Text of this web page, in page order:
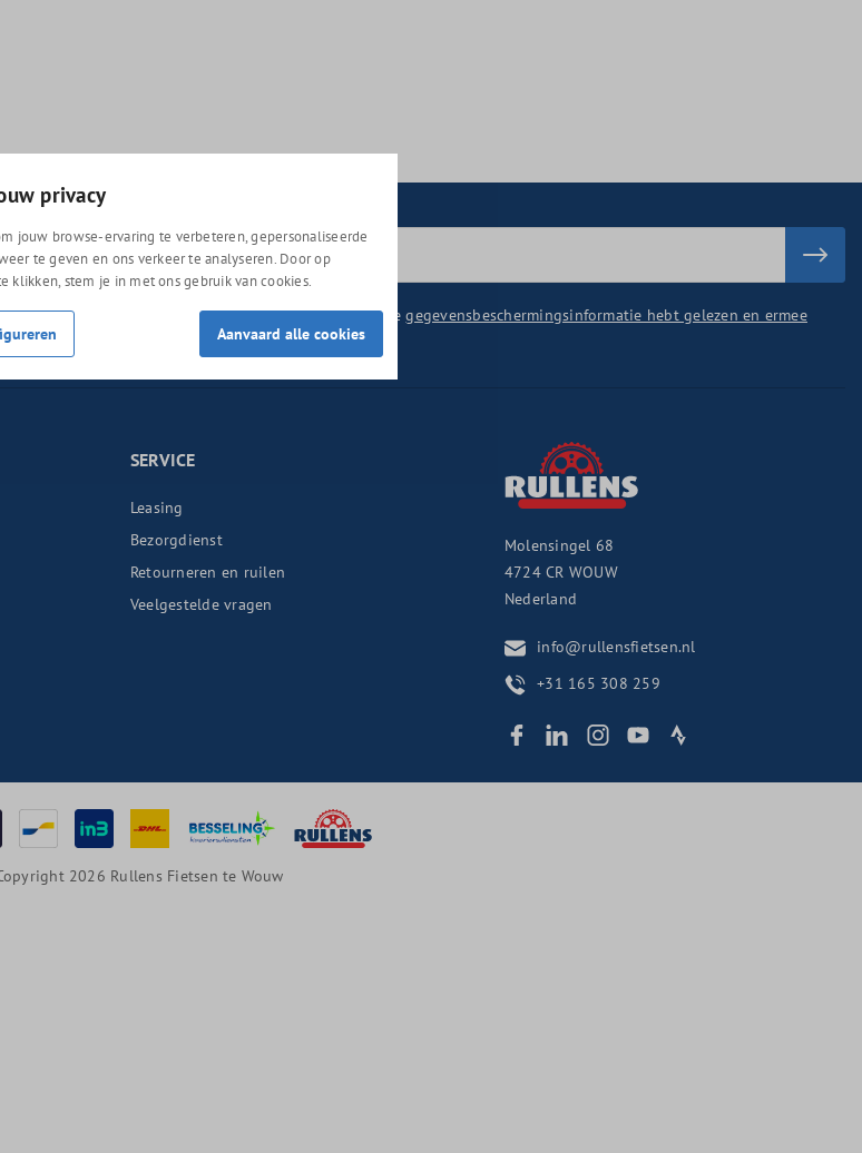
Door doorgaan te selecteren, bevestigt u dat u onzegegevensbeschermingsinformatie hebt gelezen en ermee
akkoord gaat
SERVICE
Leasing
Bezorgdienst
Retourneren en ruilen
Veelgestelde vragen
Molensingel 68
4724 CR WOUW
Nederland
info@rullensfietsen.nl
+31 165 308 259
2026 Rullens Fietsen te Wouw
privacy
jouw browse-ervaring te verbeteren, gepersonaliseerde
te geven en ons verkeer te analyseren. Door op
klikken, stem je in met ons gebruik van cookies.
Aanvaard alle cookies